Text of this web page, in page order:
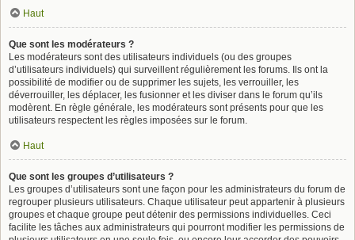
Haut
Que sont les modérateurs ?
Les modérateurs sont des utilisateurs individuels (ou des groupes
d’utilisateurs individuels) qui surveillent régulièrement les forums. Ils ont la
possibilité de modifier ou de supprimer les sujets, les verrouiller, les
déverrouiller, les déplacer, les fusionner et les diviser dans le forum qu’ils
modèrent. En règle générale, les modérateurs sont présents pour que les
utilisateurs respectent les règles imposées sur le forum.
Haut
Que sont les groupes d’utilisateurs ?
Les groupes d’utilisateurs sont une façon pour les administrateurs du forum de
regrouper plusieurs utilisateurs. Chaque utilisateur peut appartenir à plusieurs
groupes et chaque groupe peut détenir des permissions individuelles. Ceci
facilite les tâches aux administrateurs qui pourront modifier les permissions de